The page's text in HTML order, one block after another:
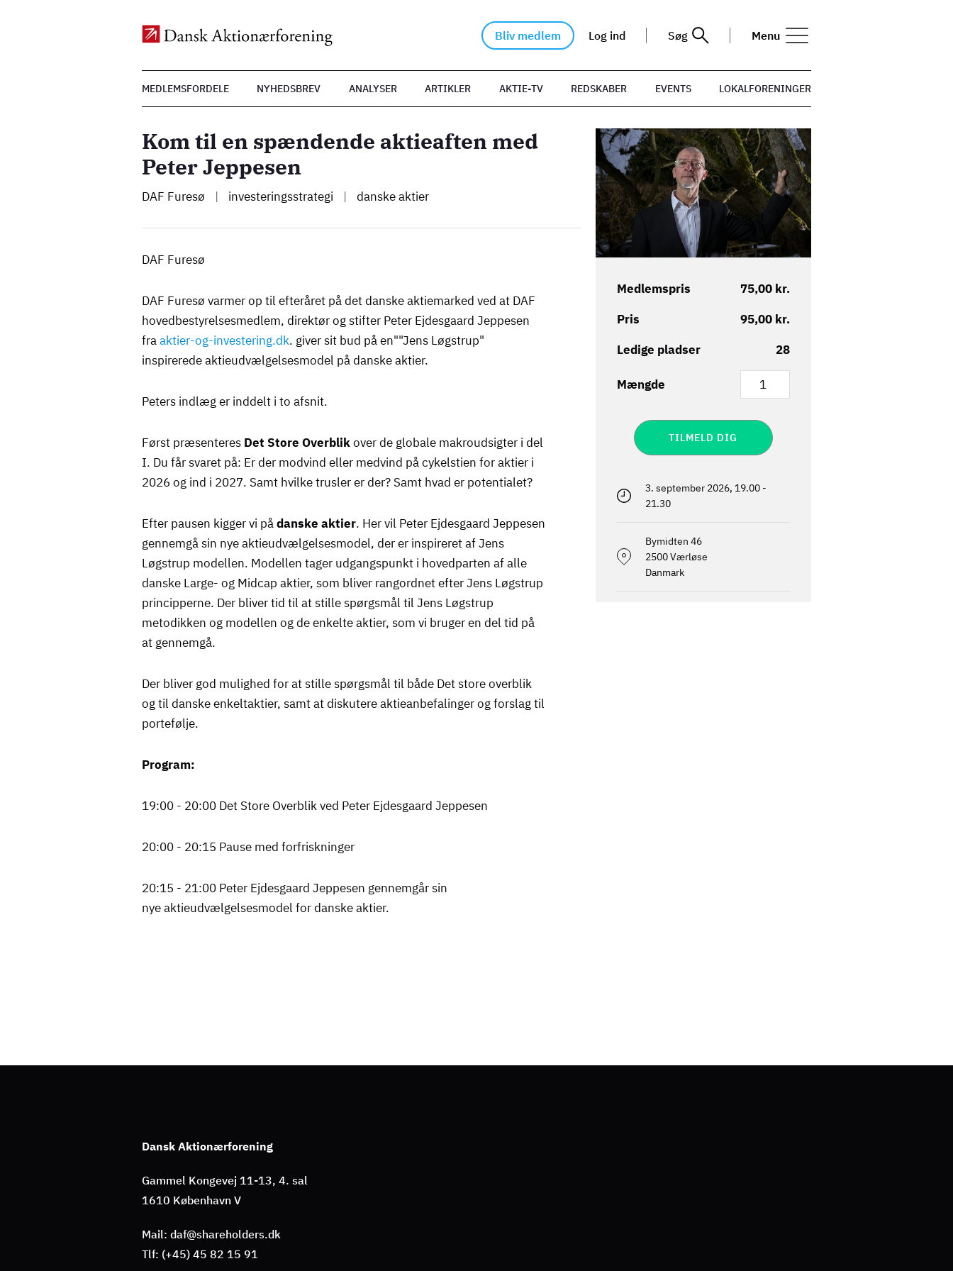
Bliv medlem Log ind Søg Menu
MEDLEMSFORDELE NYHEDSBREV ANALYSER ARTIKLER AKTIE-TV REDSKABER EVENTS LOKALFORENINGER
Kom til en spændende aktieaften med
Peter Jeppesen
DAF Furesø | investeringsstrategi | danske aktier
DAF Furesø
DAF Furesø varmer op til efteråret på det danske aktiemarked ved at DAF
hovedbestyrelsesmedlem, direktør og stifter Peter Ejdesgaard Jeppesen
fraaktier-og-investering.dk. giver sit bud på en""Jens Løgstrup"
inspirerede aktieudvælgelsesmodel på danske aktier.
Peters indlæg er inddelt i to afsnit.
Først præsenteres Det Store Overblikover de globale makroudsigter i del
I. Du får svaret på: Er der modvind eller medvind på cykelstien for aktier i
2026 og ind i 2027. Samt hvilke trusler er der? Samt hvad er potentialet?
Efter pausen kigger vi pådanske aktier. Her vil Peter Ejdesgaard Jeppesen
gennemgå sin nye aktieudvælgelsesmodel, der er inspireret af Jens
Løgstrup modellen. Modellen tager udgangspunkt i hovedparten af alle
danske Large- og Midcap aktier, som bliver rangordnet efter Jens Løgstrup
principperne. Der bliver tid til at stille spørgsmål til Jens Løgstrup
metodikken og modellen og de enkelte aktier, som vi bruger en del tid på
at gennemgå.
Der bliver god mulighed for at stille spørgsmål til både Det store overblik
og til danske enkeltaktier, samt at diskutere aktieanbefalinger og forslag til
portefølje.
Program:
19:00 - 20:00 Det Store Overblik ved Peter Ejdesgaard Jeppesen
20:00 - 20:15 Pause med forfriskninger
20:15 - 21:00 Peter Ejdesgaard Jeppesen gennemgår sin
nye aktieudvælgelsesmodel for danske aktier.
Billede
Medlemspris
75,00 kr.
Pris
95,00 kr.
Ledige pladser
28
Mængde
3. september 2026, 19.00-
21.30
Bymidten 46
2500Værløse
Danmark
Dansk Aktionærforening
Gammel Kongevej 11-13, 4. sal
1610 København V
Mail: daf@shareholders.dk
Tlf: (+45) 45 82 15 91